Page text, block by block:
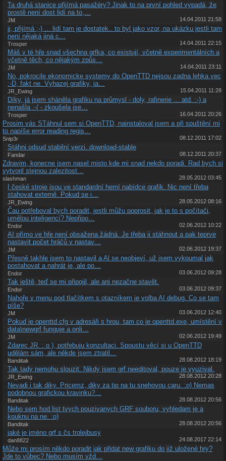
Ta druhá stanice přijímá pasažéry? Jinak to na první pohled vypadá, že
prostě není dost lidí na to,…
JM 14.04.2011 21:58
jj, přijímá ;-) ... lidí tam je dostatek.. to byl jako vzor, na ukázku jestli tam
není nějaká jiná c…
Trosper 14.04.2011 22:15
Máš v té hře snad všechna grfka, co existují, včetně experimentálních a
včetně těch, co nějakým způs…
JM 14.04.2011 23:11
No, pokrocile ekonomicke systemy do OpenTTD nejsou zadna lehka vec
:-D, fakt ne. Vyhazej grafiky, ja…
JR_Ewing 15.04.2011 11:28
Díky, já jsem sháněla grafiku na průmysl - doly, rafinerie ... atd. :-) a
nenašla :-( - zkoušela jse…
Trosper 16.04.2011 20:26
Prosim vás STáhnul sem si OpenTTD, nainstaloval jsem a při spuštění mi
to napíše error reading regis…
Snip3r 08.12.2011 17:02
Stáhni odsud stabilní verzi. download-stable
Fandar 08.12.2011 20:37
Zdravim, konecne jsem nasel misto kde mi snad nekdo poradi. Rad bych si
vytvoril stejnou zalezitost…
slashman 28.05.2012 03:45
I české stroje jsou ve standardní herní nabídce grafik. Nic není třeba
stahovat externě. Pokud se i…
JR_Ewing 28.05.2012 08:16
Čau potřeboval bych poradit, jestli můžu poprosit, jak je to s počítači,
umělou inteligencí? Nepřipo…
Endor 02.06.2012 10:22
AI přímo ve hře není obsažena žádná. Je třeba ji stáhnout a pak teprve
nastavit počet hráčů v nastav…
JM 02.06.2012 19:37
Přesně takhle jsem to nastavil a Al se neobjeví, už jsem vykoumal jak
postahovat a nahrát je, ale po…
Endor 03.06.2012 09:28
Tak ještě, teď se mi připojil, ale ani nezačne stavět.
Endor 03.06.2012 09:37
Nahoře v menu pod tlačítkem s otazníkem je volba AI debug. Co se tam
píše?
JM 03.06.2012 12:40
Pokud je openttd.cfg v adresáři s hrou, tam co je openttd.exe, umístění v
data\newgrf funguje a onli…
JM 02.06.2012 19:49
Zdarec JR. : o ), potřebuju konzultaci. Spoustu věcí si u OpenTTD
udělám sám, ale někde jsem ztratil…
Banditak 28.08.2012 18:19
Tak tady nemohu slouzit. Nikdy jsem grf needitoval, pouze je vyuzival.
JR_Ewing 28.08.2012 20:28
Nevadi i tak diky. Pricemz, diky za tip na tu snehovou caru. :o) Nemas
podobnou grafickou kravinku?…
Banditak 28.08.2012 20:56
Nebo sem hod list tvych pouzivanych GRF souboru, vyhledam je a
kouknu na ne. :o)
Banditak 28.08.2012 20:56
jaké je jméno grf s čs trolejbusy
dan8822 24.08.2017 22:14
Může mi prosím někdo poradit jak přidat new grafiku do již uložené hry?
Jde to vůbec? Nebo musím vžd…